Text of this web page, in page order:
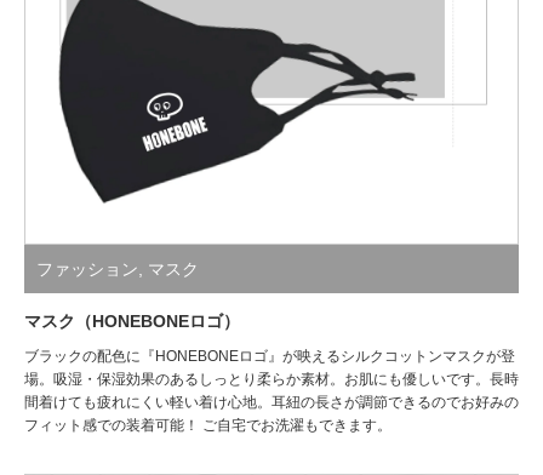
ファッション マスク
マスク（HONEBONEロゴ）
ブラックの配色に『HONEBONEロゴ』が映えるシルクコットンマスクが登
場。吸湿・保湿効果のあるしっとり柔らか素材。お肌にも優しいです。長時
間着けても疲れにくい軽い着け心地。耳紐の長さが調節できるのでお好みの
フィット感での装着可能！ ご自宅でお洗濯もできます。